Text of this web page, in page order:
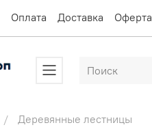
Оплата Доставка Оферта
Деревянные лестницы